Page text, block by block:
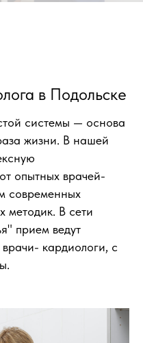
в Подольске
системы — основа
жизни. В нашей
опытных врачей-
современных
методик. В сети
прием ведут
кардиологи, с